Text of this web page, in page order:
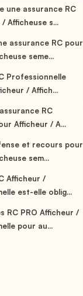
une assurance RC
Afficheuse s...
assurance RC pour
seme...
Professionnelle
/ Affich...
RC
Afficheur / A...
et recours pour
sem...
Afficheur /
est-elle oblig...
RC PRO Afficheur /
pour au...